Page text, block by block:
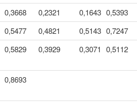
0,3668 0,2321 0,1643 0,5393
0,5477 0,4821 0,5143 0,7247
0,5829 0,3929 0,3071 0,5112
0,8693